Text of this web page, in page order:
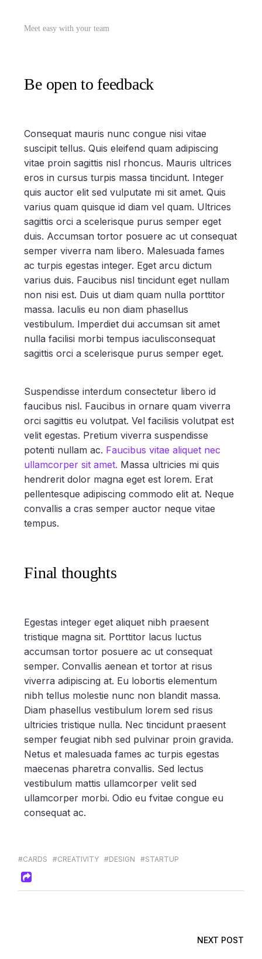
Meet easy with your team
Be open to feedback
Consequat mauris nunc congue nisi vitae
suscipit tellus. Quis eleifend quam adipiscing
vitae proin sagittis nisl rhoncus. Mauris ultrices
eros in cursus turpis massa tincidunt. Integer
quis auctor elit sed vulputate mi sit amet. Quis
varius quam quisque id diam vel quam. Ultrices
sagittis orci a scelerisque purus semper eget
duis. Accumsan tortor posuere ac ut consequat
semper viverra nam libero. Malesuada fames
ac turpis egestas integer. Eget arcu dictum
varius duis. Faucibus nisl tincidunt eget nullam
non nisi est. Duis ut diam quam nulla porttitor
massa. Iaculis eu non diam phasellus
vestibulum. Imperdiet dui accumsan sit amet
nulla facilisi morbi tempus iaculisconsequat
sagittis orci a scelerisque purus semper eget.
Suspendisse interdum consectetur libero id
faucibus nisl. Faucibus in ornare quam viverra
orci sagittis eu volutpat. Vel facilisis volutpat est
velit egestas. Pretium viverra suspendisse
potenti nullam ac. Faucibus vitae aliquet nec
ullamcorper sit amet. Massa ultricies mi quis
hendrerit dolor magna eget est lorem. Erat
pellentesque adipiscing commodo elit at. Neque
convallis a cras semper auctor neque vitae
tempus.
Final thoughts
Egestas integer eget aliquet nibh praesent
tristique magna sit. Porttitor lacus luctus
accumsan tortor posuere ac ut consequat
semper. Convallis aenean et tortor at risus
viverra adipiscing at. Eu lobortis elementum
nibh tellus molestie nunc non blandit massa.
Diam phasellus vestibulum lorem sed risus
ultricies tristique nulla. Nec tincidunt praesent
semper feugiat nibh sed pulvinar proin gravida.
Netus et malesuada fames ac turpis egestas
maecenas pharetra convallis. Sed lectus
vestibulum mattis ullamcorper velit sed
ullamcorper morbi. Odio eu fvitae congue eu
consequat ac.
#CARDS #CREATIVITY #DESIGN #STARTUP
NEXT POST